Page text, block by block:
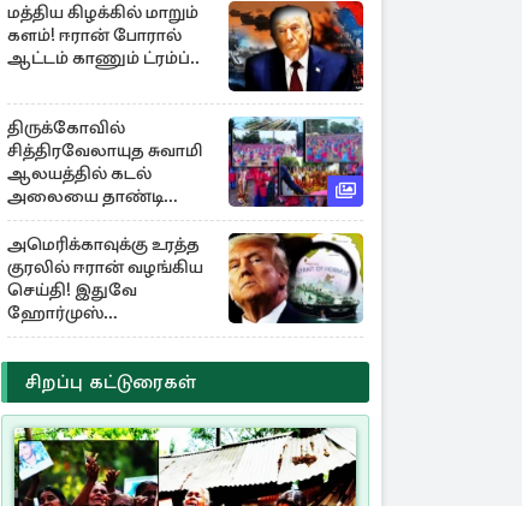
மத்திய கிழக்கில் மாறும்
களம்! ஈரான் போரால்
ஆட்டம் காணும் ட்ரம்ப்..
திருக்கோவில்
சித்திரவேலாயுத சுவாமி
ஆலயத்தில் கடல்
அலையை தாண்டி
ஒலித்த மாணவர்களின்
கால் சலங்கை ஓசை
அமெரிக்காவுக்கு உரத்த
குரலில் ஈரான் வழங்கிய
செய்தி! இதுவே
ஹோர்முஸ்
திறப்புக்கான நிபந்தனை
சிறப்பு கட்டுரைகள்